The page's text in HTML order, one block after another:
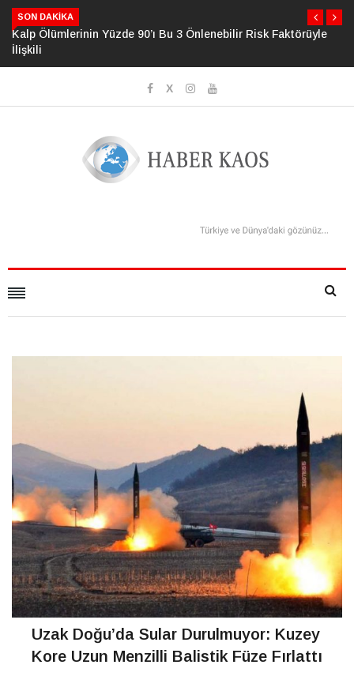
SON DAKIKA
Psikolojide Yeni Dönem: Zihinsel Çöküş Riskini Ölçen Model
Geliştirildi
Uzak Doğu’da Sular Durulmuyor: Kuzey
Kore Uzun Menzilli Balistik Füze Fırlattı